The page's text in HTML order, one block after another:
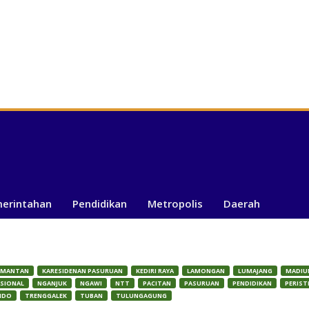
Pendidikan Metropolis Daerah
KARESIDENAN PASURUAN KEDIRI RAYA LAMONGAN LUMAJANG
NGANJUK NGAWI NTT PACITAN PASURUAN PENDIDIKAN
TRENGGALEK TUBAN TULUNGAGUNG